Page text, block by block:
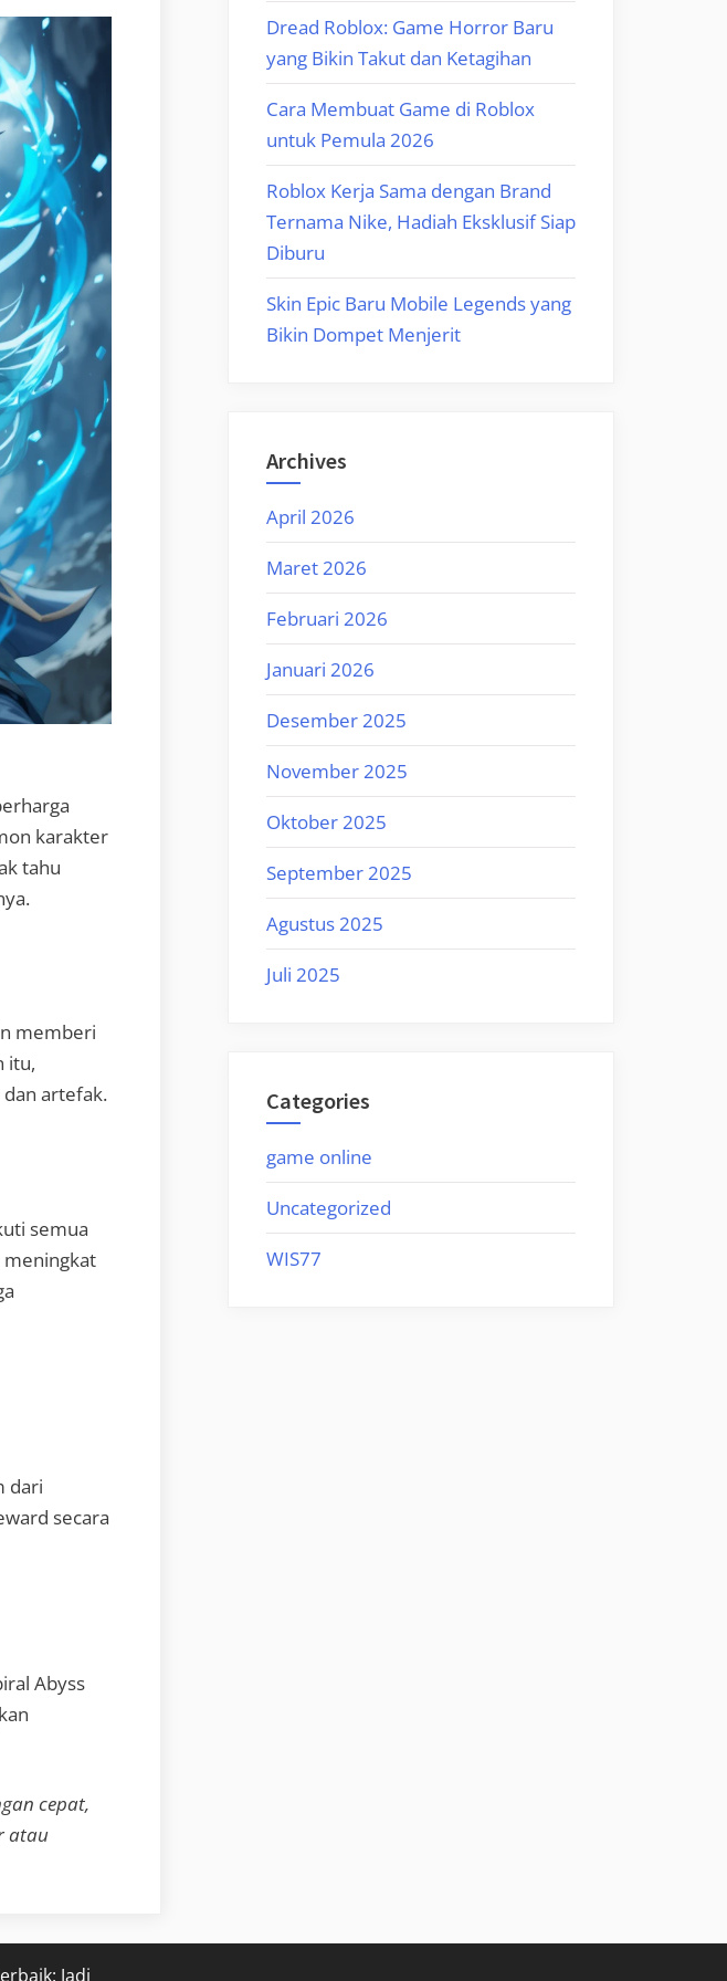
karakter
tahu
memberi
itu,
artefak.
semua
meningkat
dari
secara
Abyss
cepat,
atau
Dread Roblox: Game Horror Baru
yang Bikin Takut dan Ketagihan
Cara Membuat Game di Roblox
untuk Pemula 2026
Roblox Kerja Sama dengan Brand
Ternama Nike, Hadiah Eksklusif Siap
Diburu
Skin Epic Baru Mobile Legends yang
Bikin Dompet Menjerit
Archives
April 2026
Maret 2026
Februari 2026
Januari 2026
Desember 2025
November 2025
Oktober 2025
September 2025
Agustus 2025
Juli 2025
Categories
game online
Uncategorized
WIS77
Jadi